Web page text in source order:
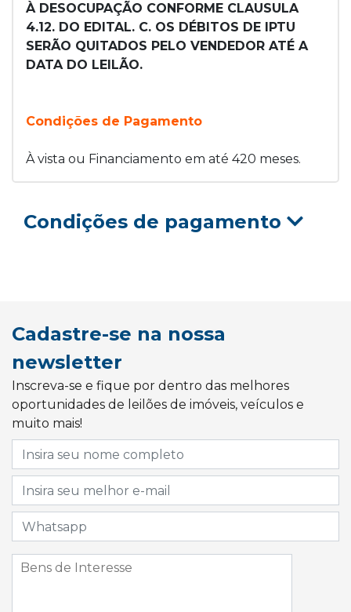
À DESOCUPAÇÃO CONFORME CLAUSULA
4.12. DO EDITAL. C. OS DÉBITOS DE IPTU
SERÃO QUITADOS PELO VENDEDOR ATÉ A
DATA DO LEILÃO.
Condições de Pagamento
À vista ou Financiamento em até 420 meses.
Condições de pagamento
Cadastre-se na nossa
newsletter
Inscreva-se e fique por dentro das melhores
oportunidades de leilões de imóveis, veículos e
muito mais!